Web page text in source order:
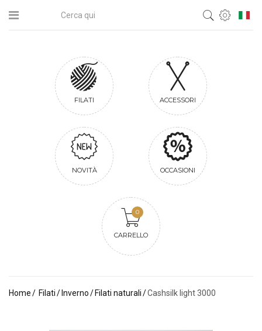
FILATI ACCESSORI
NOVITÀ OCCASIONI
CARRELLO
0
Home Filati Inverno Filati naturali Cashsilk light 3000